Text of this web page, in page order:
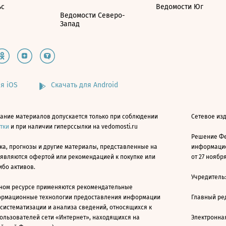
Ведомости Северо-
Запад
Ведомости Юг
iOS Скачать для Android
материалов допускается только при соблюдении
и при наличии гиперссылки на vedomosti.ru
прогнозы и другие материалы, представленные на
офертой или рекомендацией к покупке или
активов.
ресурсе применяются рекомендательные
технологии предоставления информации
и анализа сведений, относящихся к
сети «Интернет», находящихся на
Сетевое
Решение
от 27
Главный